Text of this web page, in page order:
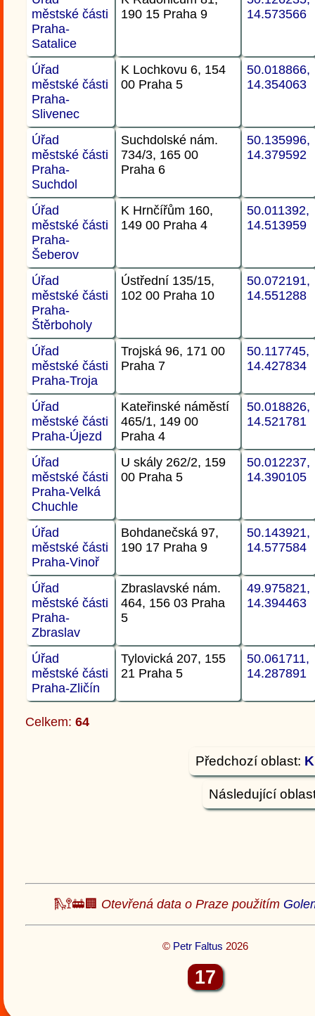
městské části
Praha-
Satalice
190 15 Praha 9
14.573566
Úřad
městské části
Praha-
Slivenec
K Lochkovu 6, 154
00 Praha 5
50.018866,
14.354063
Úřad
městské části
Praha-
Suchdol
Suchdolské nám.
734/3, 165 00
Praha 6
50.135996,
14.379592
Úřad
městské části
Praha-
Šeberov
K Hrnčířům 160,
149 00 Praha 4
50.011392,
14.513959
Úřad
městské části
Praha-
Štěrboholy
Ústřední 135/15,
102 00 Praha 10
50.072191,
14.551288
Úřad
městské části
Praha-Troja
Trojská 96, 171 00
Praha 7
50.117745,
14.427834
Úřad
městské části
Praha-Újezd
Kateřinské náměstí
465/1, 149 00
Praha 4
50.018826,
14.521781
Úřad
městské části
Praha-Velká
Chuchle
U skály 262/2, 159
00 Praha 5
50.012237,
14.390105
Úřad
městské části
Praha-Vinoř
Bohdanečská 97,
190 17 Praha 9
50.143921,
14.577584
Úřad
městské části
Praha-
Zbraslav
Zbraslavské nám.
464, 156 03 Praha
5
49.975821,
14.394463
Úřad
městské části
Praha-Zličín
Tylovická 207, 155
21 Praha 5
50.061711,
14.287891
Celkem: 64
Předchozí oblast:
Následující
🛝🚏🚋🏢 Otevřená data o Praze použitím
© Petr Faltus 2026
17